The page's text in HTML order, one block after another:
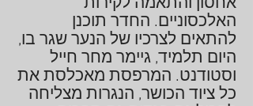
האלכסוניים. החדר תוכנן
להתאים לצרכיו של הנער שגר בו,
היום תלמיד, גיימר מחר חייל
וסטודנט. המרפסת מאכלסת את
כל ציוד הכושר, הנגרות מצליחה